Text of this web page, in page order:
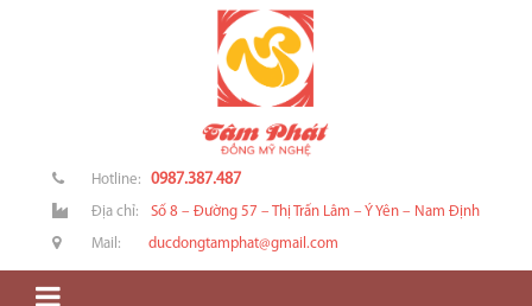
Hotline: 0987.387.487
Địa chỉ: Số 8 – Đường 57 – Thị Trấn Lâm – Ý Yên – Nam Định
Mail: ducdongtamphat@gmail.com